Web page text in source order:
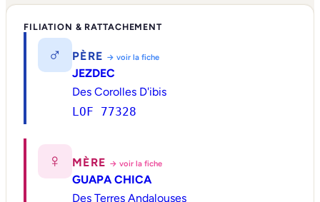
FILIATION & RATTACHEMENT
♂ PÈRE → voir la fiche
JEZDEC
Des Corolles D'ibis
LOF 77328
♀ MÈRE → voir la fiche
GUAPA CHICA
Des Terres Andalouses